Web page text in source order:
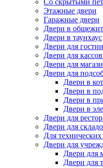
Со скрытыми
Этажные двери
Гаражные двери
Двери в
Двери в таунхаус
Двери для
Двери для
Двери для
Двери для
Двери в
Двери в
Двери в
Двери в
Двери для
Двери для
Для
Двери для
Двери для
Двери для